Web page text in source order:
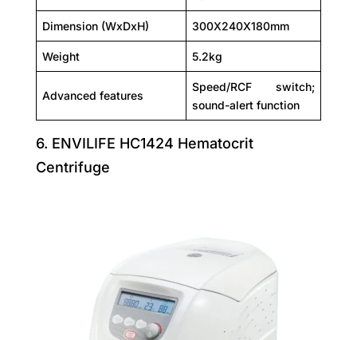
Dimension (WxDxH) 300X240X180mm
Weight 5.2kg
Advanced features
Speed/RCF switch;
sound-alert function
6. ENVILIFE HC1424 Hematocrit
Centrifuge